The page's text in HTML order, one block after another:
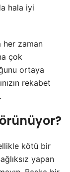
hala iyi
her zaman
çok
ortaya
rekabet
kötü bir
yapan